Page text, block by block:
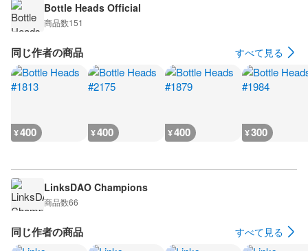
Bottle Heads Official
商品数151
同じ作者の商品 すべて見る
¥400 ¥400 ¥400 ¥300
LinksDAO Champions
商品数66
同じ作者の商品 すべて見る